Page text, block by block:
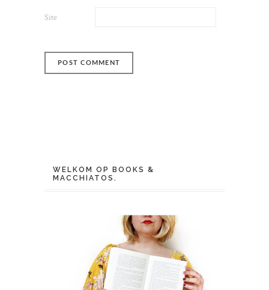
Site
WELKOM OP BOOKS &
MACCHIATOS.